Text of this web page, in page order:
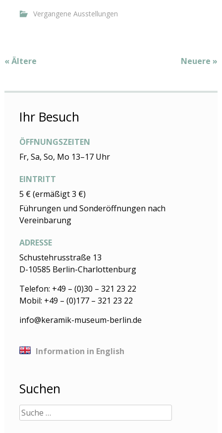
Vergangene Ausstellungen
Beitragsnavigation
«Ältere Neuere»
Ihr Besuch
ÖFFNUNGSZEITEN
Fr, Sa, So, Mo 13–17 Uhr
EINTRITT
5 € (ermäßigt 3 €)
Führungen und Sonderöffnungen nach
Vereinbarung
ADRESSE
Schustehrusstraße 13
D-10585 Berlin-Charlottenburg
Telefon: +49 – (0)30 – 321 23 22
Mobil: +49 – (0)177 – 321 23 22
info@keramik-museum-berlin.de
Information in English
Suchen
Suche
nach: